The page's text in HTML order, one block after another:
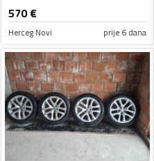
570€
Herceg Novi prije 6 dana